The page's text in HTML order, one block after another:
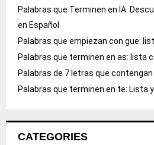
Palabras que Terminen en IA:
en Español
Palabras que empiezan con gue:
Palabras que terminen en as: lista
Palabras de 7 letras que
Palabras que terminen en te: Lista
CATEGORIES